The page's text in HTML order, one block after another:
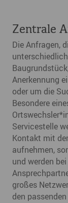
Zentrale
Die Anfragen,
Anerkennung
oder um die
Besondere
Servicestelle
Kontakt mit
aufnehmen,
und werden
großes
den